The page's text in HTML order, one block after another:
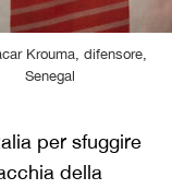
Krouma, difensore,
Senegal
per sfuggire
della